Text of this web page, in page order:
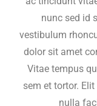
nunc sed id
vestibulum
dolor sit amet
Vitae tempus
sem et tortor.
nulla